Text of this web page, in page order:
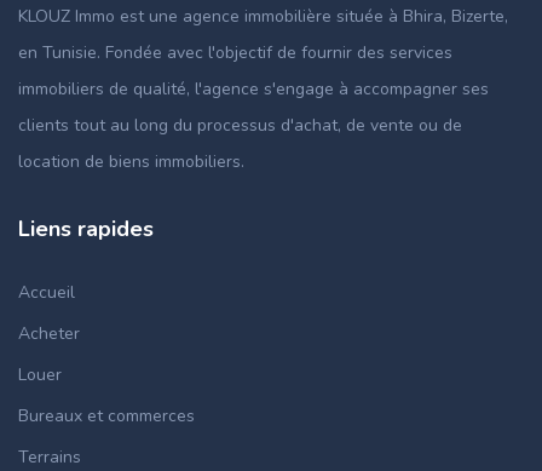
KLOUZ Immo est une agence immobilière située à Bhira, Bizerte,
en Tunisie. Fondée avec l'objectif de fournir des services
immobiliers de qualité, l'agence s'engage à accompagner ses
clients tout au long du processus d'achat, de vente ou de
location de biens immobiliers.
Liens rapides
Accueil
Acheter
Louer
Bureaux et commerces
Terrains